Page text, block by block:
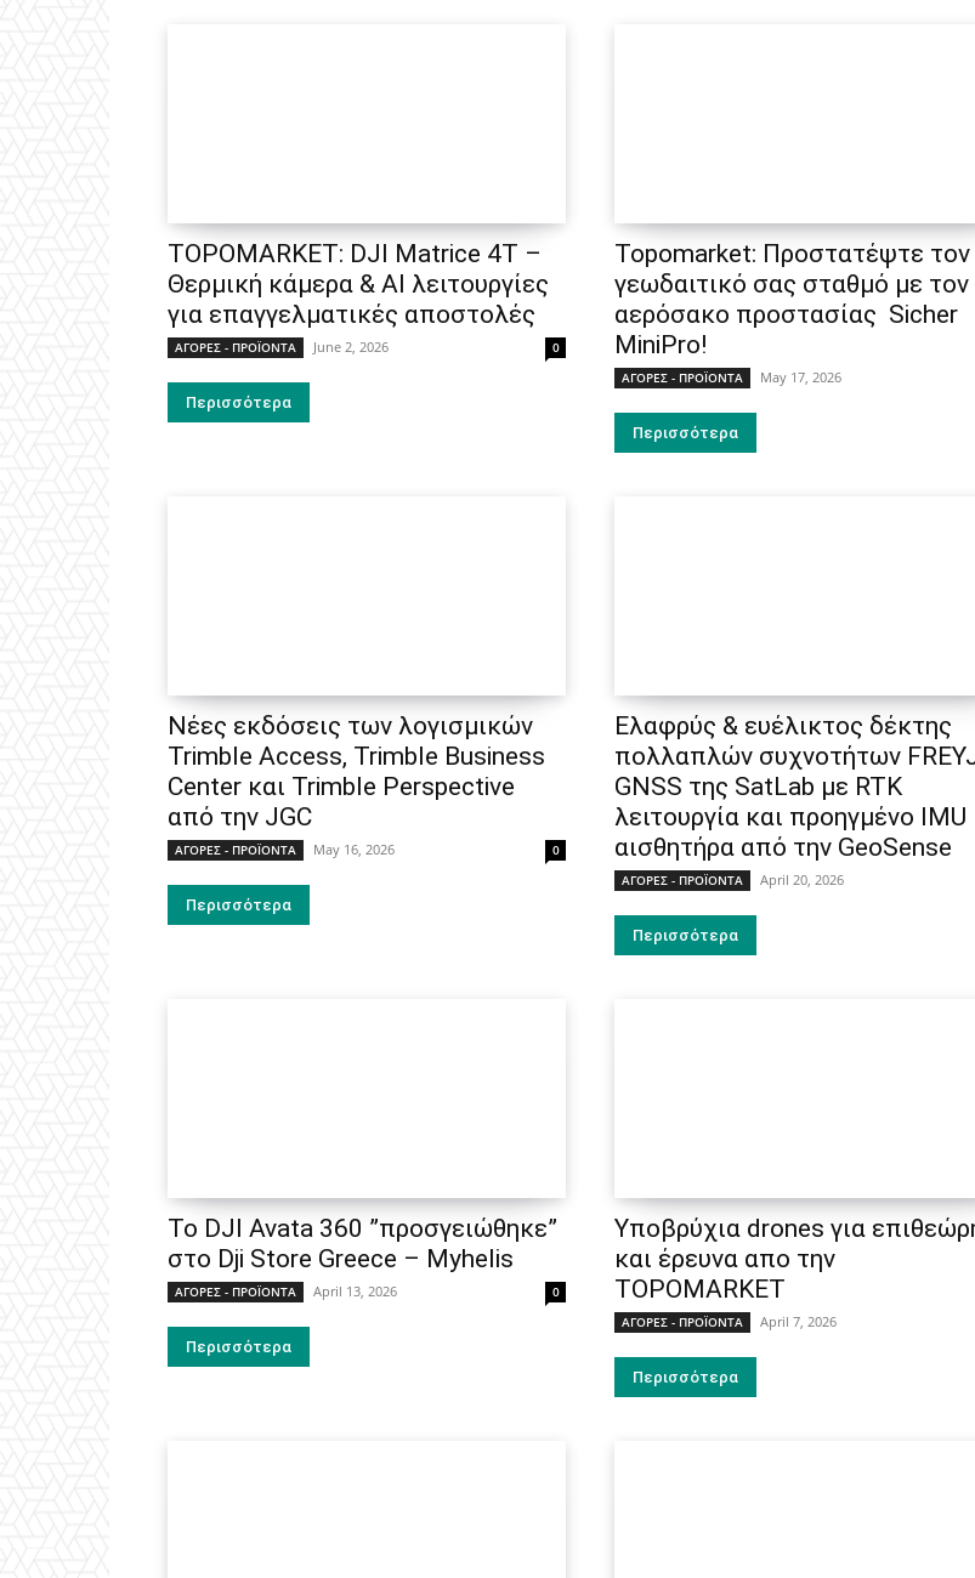
TOPOMARKET: DJI Matrice 4T –
Θερμική κάμερα & AI λειτουργίες
για επαγγελματικές αποστολές
ΑΓΟΡΕΣ - ΠΡΟΪΟΝΤΑ June 2, 2026 0
Περισσότερα
Topomarket: Προστατέψτε τον
γεωδαιτικό σας σταθμό με τον
αερόσακο προστασίας Sicher
MiniPro!
ΑΓΟΡΕΣ - ΠΡΟΪΟΝΤΑ May 17, 2026
Περισσότερα
Νέες εκδόσεις των λογισμικών
Trimble Access, Trimble Business
Center και Trimble Perspective
από την JGC
ΑΓΟΡΕΣ - ΠΡΟΪΟΝΤΑ May 16, 2026 0
Περισσότερα
Ελαφρύς & ευέλικτος δέκτης
πολλαπλών συχνοτήτων
GNSS της SatLab με RTK
λειτουργία και προηγμένο IMU
αισθητήρα από την GeoSense
ΑΓΟΡΕΣ - ΠΡΟΪΟΝΤΑ April 20, 2026
Περισσότερα
Το DJI Avata 360 ”προσγειώθηκε”
στο Dji Store Greece – Myhelis
ΑΓΟΡΕΣ - ΠΡΟΪΟΝΤΑ April 13, 2026 0
Περισσότερα
Υποβρύχια drones για
και έρευνα απο την
TOPOMARKET
ΑΓΟΡΕΣ - ΠΡΟΪΟΝΤΑ April 7, 2026
Περισσότερα